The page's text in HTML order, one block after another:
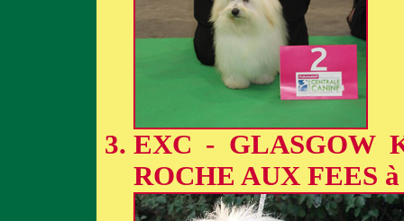
EXC - GLASGOW
ROCHE AUX FEES